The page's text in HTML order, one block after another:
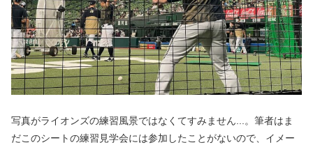
写真がライオンズの練習風景ではなくてすみません...。筆者はま
だこのシートの練習見学会には参加したことがないので、イメー